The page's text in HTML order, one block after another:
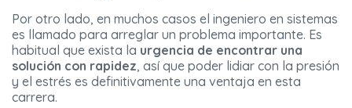
Por otro lado, en muchos casos el ingeniero en sistemas
es llamado para arreglar un problema importante. Es
habitual que exista la urgencia de encontrar una
solución con rapidez, así que poder lidiar con la presión
y el estrés es definitivamente una ventaja en esta
carrera.